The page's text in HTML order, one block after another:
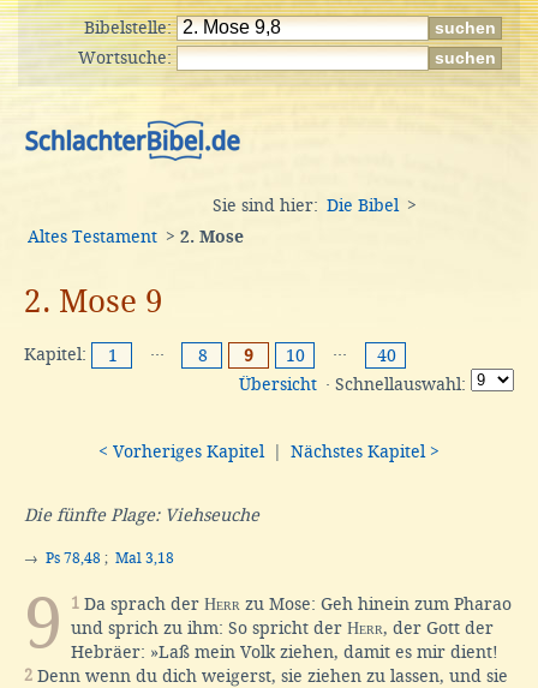
Bibelstelle:
Wortsuche:
Sie sind hier: Die Bibel
>
Altes Testament > 2. Mose
2. Mose 9
Kapitel: 1 ··· 8 9 10 ···
40
Übersicht · Schnellauswahl:
< Vorheriges Kapitel Nächstes Kapitel >
Die fünfte Plage: Viehseuche
→ Ps 78,48 ; Mal 3,18
9 1 Da sprach der Herr zu Mose: Geh hinein zum Pharao
und sprich zu ihm: So spricht der Herr, der Gott der
Hebräer: »Laß mein Volk ziehen, damit es mir dient!
2 Denn wenn du dich weigerst, sie ziehen zu lassen, und sie